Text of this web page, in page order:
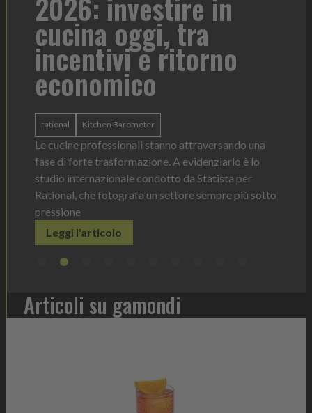
oggi, tra
e ritorno
Barometer
stanno attraversando una
trasformazione. A evidenziarlo è lo
condotto da Statista per
fotografa un settore sempre più sotto
contesto
Heinz Mayonnaise
Leggi l'articolo
Articoli su gamondi